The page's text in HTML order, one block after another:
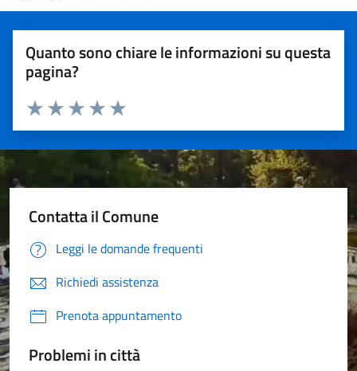
Quanto sono chiare le informazioni su questa
pagina?
Valuta 5 stelle su 5
Valuta 4 stelle su 5
Valuta 3 stelle su 5
Valuta 2 stelle su 5
Valuta 1 stelle su 5
Contatta il Comune
Leggi le domande frequenti
Richiedi assistenza
Prenota appuntamento
Problemi in città